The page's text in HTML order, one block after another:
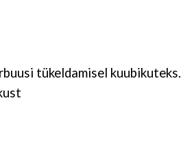
tükeldamisel kuubikuteks.